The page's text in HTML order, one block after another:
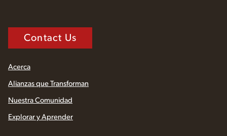
Contact Us
Acerca
Alianzas que Transforman
Nuestra Comunidad
Explorar y Aprender